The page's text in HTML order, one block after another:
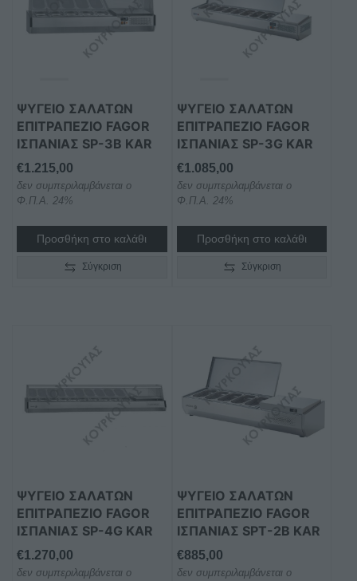
ΨΥΓΕΙΟ ΣΑΛΑΤΩΝ
ΕΠΙΤΡΑΠΕΖΙΟ FAGOR
ΙΣΠΑΝΙΑΣ SP-3B KAR
€1.215,00
δεν συμπεριλαμβάνεται ο
Φ.Π.Α. 24%
Προσθήκη στο καλάθι
Σύγκριση
ΨΥΓΕΙΟ ΣΑΛΑΤΩΝ
ΕΠΙΤΡΑΠΕΖΙΟ FAGOR
ΙΣΠΑΝΙΑΣ SP-3G KAR
€1.085,00
δεν συμπεριλαμβάνεται ο
Φ.Π.Α. 24%
Προσθήκη στο καλάθι
Σύγκριση
ΨΥΓΕΙΟ ΣΑΛΑΤΩΝ
ΕΠΙΤΡΑΠΕΖΙΟ FAGOR
ΙΣΠΑΝΙΑΣ SP-4G KAR
€1.270,00
δεν συμπεριλαμβάνεται ο
ΨΥΓΕΙΟ ΣΑΛΑΤΩΝ
ΕΠΙΤΡΑΠΕΖΙΟ FAGOR
ΙΣΠΑΝΙΑΣ SPT-2B KAR
€885,00
δεν συμπεριλαμβάνεται ο